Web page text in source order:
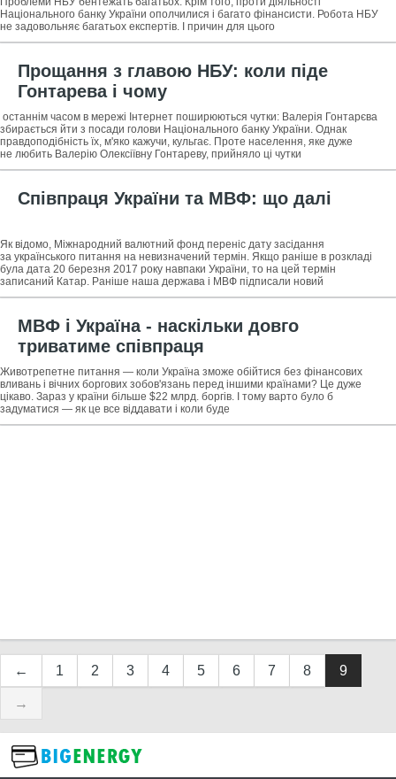
Національного банку України ополчилися і багато фінансисти. Робота НБУ
не задовольняє багатьох експертів. І причин для цього
Прощання з главою НБУ: коли піде
Гонтарева і чому
останнім часом в мережі Інтернет поширюються чутки: Валерія Гонтарєва
збирається йти з посади голови Національного банку України. Однак
правдоподібність їх, м'яко кажучи, кульгає. Проте населення, яке дуже
не любить Валерію Олексіївну Гонтареву, прийняло ці чутки
Співпраця України та МВФ: що далі
Як відомо, Міжнародний валютний фонд переніс дату засідання
за українського питання на невизначений термін. Якщо раніше в розкладі
була дата 20 березня 2017 року навпаки України, то на цей термін
записаний Катар. Раніше наша держава і МВФ підписали новий
МВФ і Україна - наскільки довго
триватиме співпраця
Животрепетне питання — коли Україна зможе обійтися без фінансових
вливань і вічних боргових зобов'язань перед іншими країнами? Це дуже
цікаво. Зараз у країни більше $22 млрд. боргів. І тому варто було б
задуматися — як це все віддавати і коли буде
← 1 2 3 4 5 6 7 8 9
→